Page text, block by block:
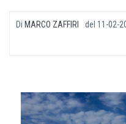
Di MARCO ZAFFIRI del 11-02-